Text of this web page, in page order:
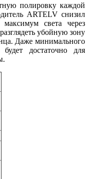
полировку каждой
ARTELV снизил
света через
убойную зону
Даже минимального
достаточно для